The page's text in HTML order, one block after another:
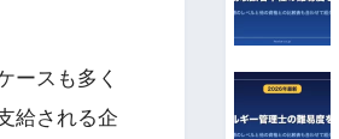
ースも多く
給される企